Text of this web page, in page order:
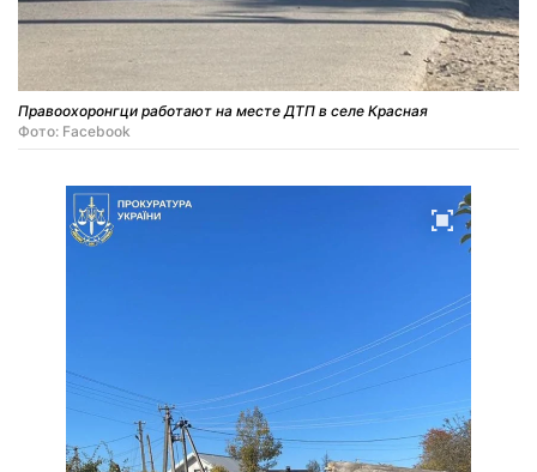
Правоохоронгци работают на месте ДТП в селе Красная
Фото: Facebook